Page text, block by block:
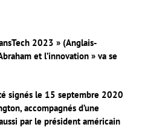
2023 » (Anglais-
et l’innovation » va se
signés le 15 septembre 2020
accompagnés d’une
par le président américain